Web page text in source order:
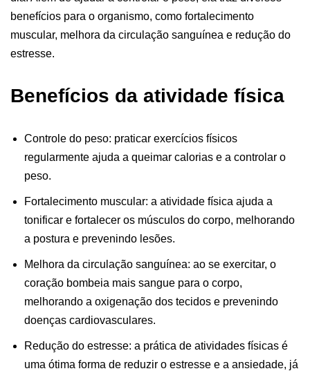
benefícios para o organismo, como fortalecimento
muscular, melhora da circulação sanguínea e redução do
estresse.
Benefícios da atividade física
Controle do peso: praticar exercícios físicos
regularmente ajuda a queimar calorias e a controlar o
peso.
Fortalecimento muscular: a atividade física ajuda a
tonificar e fortalecer os músculos do corpo, melhorando
a postura e prevenindo lesões.
Melhora da circulação sanguínea: ao se exercitar, o
coração bombeia mais sangue para o corpo,
melhorando a oxigenação dos tecidos e prevenindo
doenças cardiovasculares.
Redução do estresse: a prática de atividades físicas é
uma ótima forma de reduzir o estresse e a ansiedade, já